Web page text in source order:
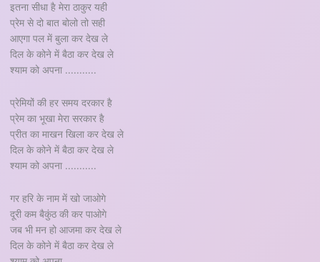
इतना सीधा है मेरा ठाकुर यही
प्रेम से दो बात बोलो तो सही
आएगा पल में बुला कर देख ले
दिल के कोने में बैठा कर देख ले
श्याम को अपना ...........
प्रेमियों की हर समय दरकार है
प्रेम का भूखा मेरा सरकार है
प्रीत का माखन खिला कर देख ले
दिल के कोने में बैठा कर देख ले
श्याम को अपना ...........
गर हरि के नाम में खो जाओगे
दूरी कम बैकुंठ की कर पाओगे
जब भी मन हो आजमा कर देख ले
दिल के कोने में बैठा कर देख ले